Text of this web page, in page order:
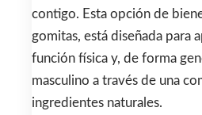
contigo. Esta opción de
gomitas, está diseñada para
función física y, de forma
masculino a través de una
ingredientes naturales.